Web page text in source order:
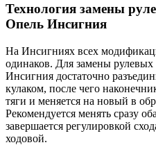
Технология замены
Опель Инсигния
На Инсигниях всех
одинаков. Для замены
Инсигния достаточно
кулаком, после чего
тяги и меняется на новый в
Рекомендуется менять сразу
завершается регулировкой
ходовой.